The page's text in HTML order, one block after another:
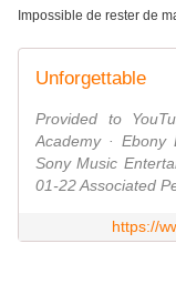
Impossible de rester de
Unforgettable
Provided to
Academy ·
Sony Music
01-22 Associated
https://